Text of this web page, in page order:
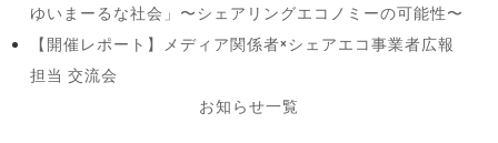
previous
post:
ゆいまーるな社会」〜シェアリングエコノミーの可能性〜
next
【開催レポート】メディア関係者×シェアエコ事業者広報
担当 交流会
お知らせ一覧